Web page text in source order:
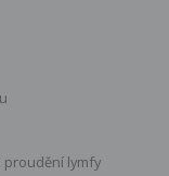
proudění lymfy